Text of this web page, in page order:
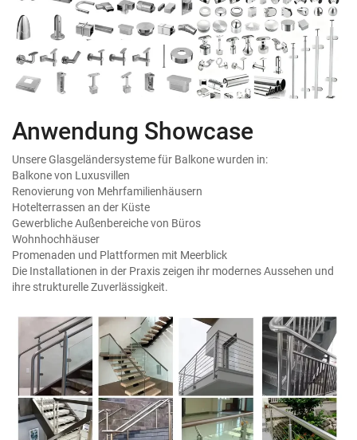
Anwendung Showcase
Unsere Glasgeländersysteme für Balkone wurden in:
Balkone von Luxusvillen
Renovierung von Mehrfamilienhäusern
Hotelterrassen an der Küste
Gewerbliche Außenbereiche von Büros
Wohnhochhäuser
Promenaden und Plattformen mit Meerblick
Die Installationen in der Praxis zeigen ihr modernes Aussehen und
ihre strukturelle Zuverlässigkeit.